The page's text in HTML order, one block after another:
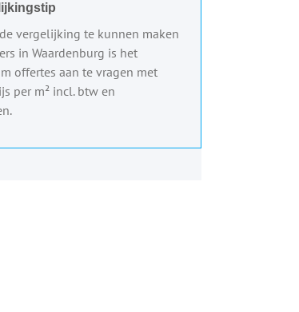
vergelijking te kunnen maken
in Waardenburg is het
offertes aan te vragen met
per m² incl. btw en